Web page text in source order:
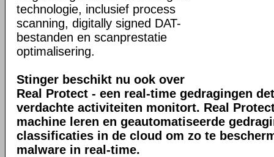
technologie, inclusief process
scanning, digitally signed DAT-
bestanden en scanprestatie
optimalisering.
Stinger beschikt nu ook over
Real Protect - een real-time gedragingen
verdachte activiteiten monitort. Real
machine leren en geautomatiseerde
classificaties in de cloud om zo te
malware in real-time.